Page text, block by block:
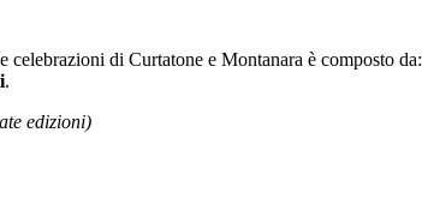
di Curtatone e Montanara è composto da:
.
edizioni)